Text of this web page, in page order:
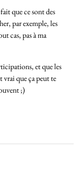
que ce sont des
par exemple, les
cas, pas à ma
et que les
vrai que ça peut te
;)